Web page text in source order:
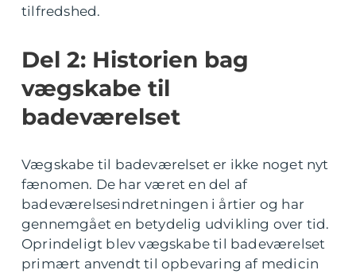
tilfredshed.
Del 2: Historien bag
vægskabe til
badeværelset
Vægskabe til badeværelset er ikke noget nyt
fænomen. De har været en del af
badeværelsesindretningen i årtier og har
gennemgået en betydelig udvikling over tid.
Oprindeligt blev vægskabe til badeværelset
primært anvendt til opbevaring af medicin